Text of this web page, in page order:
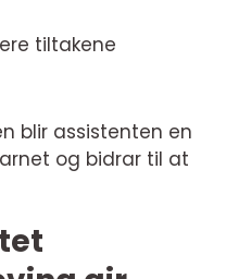
tiltakene
blir assistenten en
og bidrar til at